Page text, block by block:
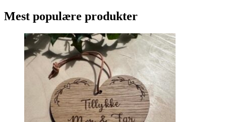
Mest populære produkter